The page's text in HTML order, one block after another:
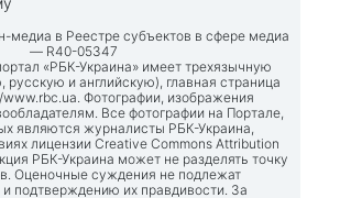
медиа в Реестре субъектов в сфере медиа
— R40-05347
«РБК-Украина» имеет трехязычную
и английскую), главная страница
www.rbc.ua. Фотографии, изображения
Все фотографии на Портале,
являются журналисты РБК-Украина,
лицензии Creative Commons Attribution
РБК-Украина может не разделять точку
Оценочные суждения не подлежат
подтверждению их правдивости. За